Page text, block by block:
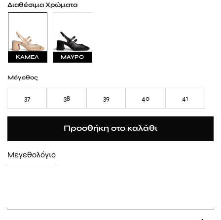
Διαθέσιμα Χρώματα
ΚΑΜΕΛ ΜΑΥΡΟ
Μέγεθος
37 38 39 40 41
Προσθήκη στο καλάθι
Μεγεθολόγιο